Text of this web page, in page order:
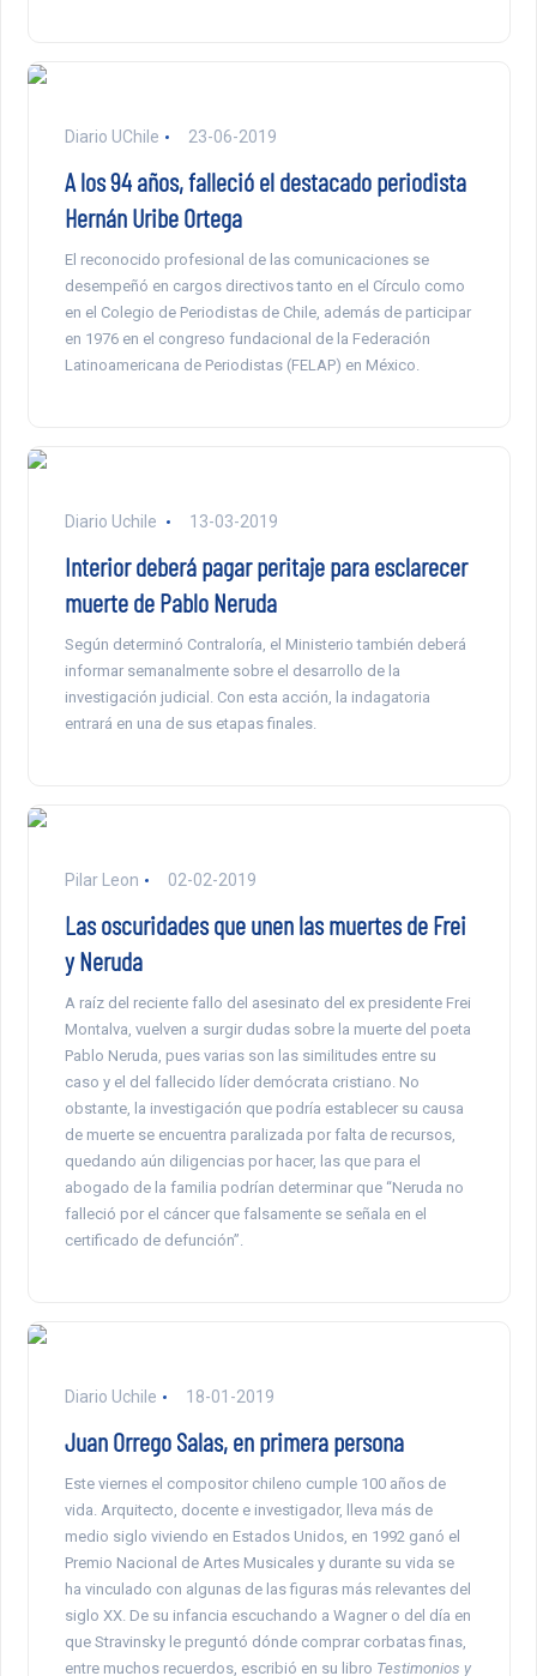
Diario UChile 23-06-2019
A los 94 años, falleció el destacado periodista
Hernán Uribe Ortega
El reconocido profesional de las comunicaciones se
desempeñó en cargos directivos tanto en el Círculo como
en el Colegio de Periodistas de Chile, además de participar
en 1976 en el congreso fundacional de la Federación
Latinoamericana de Periodistas (FELAP) en México.
Diario Uchile 13-03-2019
Interior deberá pagar peritaje para esclarecer
muerte de Pablo Neruda
Según determinó Contraloría, el Ministerio también deberá
informar semanalmente sobre el desarrollo de la
investigación judicial. Con esta acción, la indagatoria
entrará en una de sus etapas finales.
Pilar Leon 02-02-2019
Las oscuridades que unen las muertes de Frei
y Neruda
A raíz del reciente fallo del asesinato del ex presidente Frei
Montalva, vuelven a surgir dudas sobre la muerte del poeta
Pablo Neruda, pues varias son las similitudes entre su
caso y el del fallecido líder demócrata cristiano. No
obstante, la investigación que podría establecer su causa
de muerte se encuentra paralizada por falta de recursos,
quedando aún diligencias por hacer, las que para el
abogado de la familia podrían determinar que “Neruda no
falleció por el cáncer que falsamente se señala en el
certificado de defunción”.
Diario Uchile 18-01-2019
Juan Orrego Salas, en primera persona
Este viernes el compositor chileno cumple 100 años de
vida. Arquitecto, docente e investigador, lleva más de
medio siglo viviendo en Estados Unidos, en 1992 ganó el
Premio Nacional de Artes Musicales y durante su vida se
ha vinculado con algunas de las figuras más relevantes del
siglo XX. De su infancia escuchando a Wagner o del día en
que Stravinsky le preguntó dónde comprar corbatas finas,
entre muchos recuerdos, escribió en su libro Testimonios y